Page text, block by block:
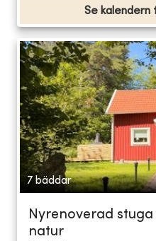
Se kalendern
7 bäddar
Nyrenoverad
natur